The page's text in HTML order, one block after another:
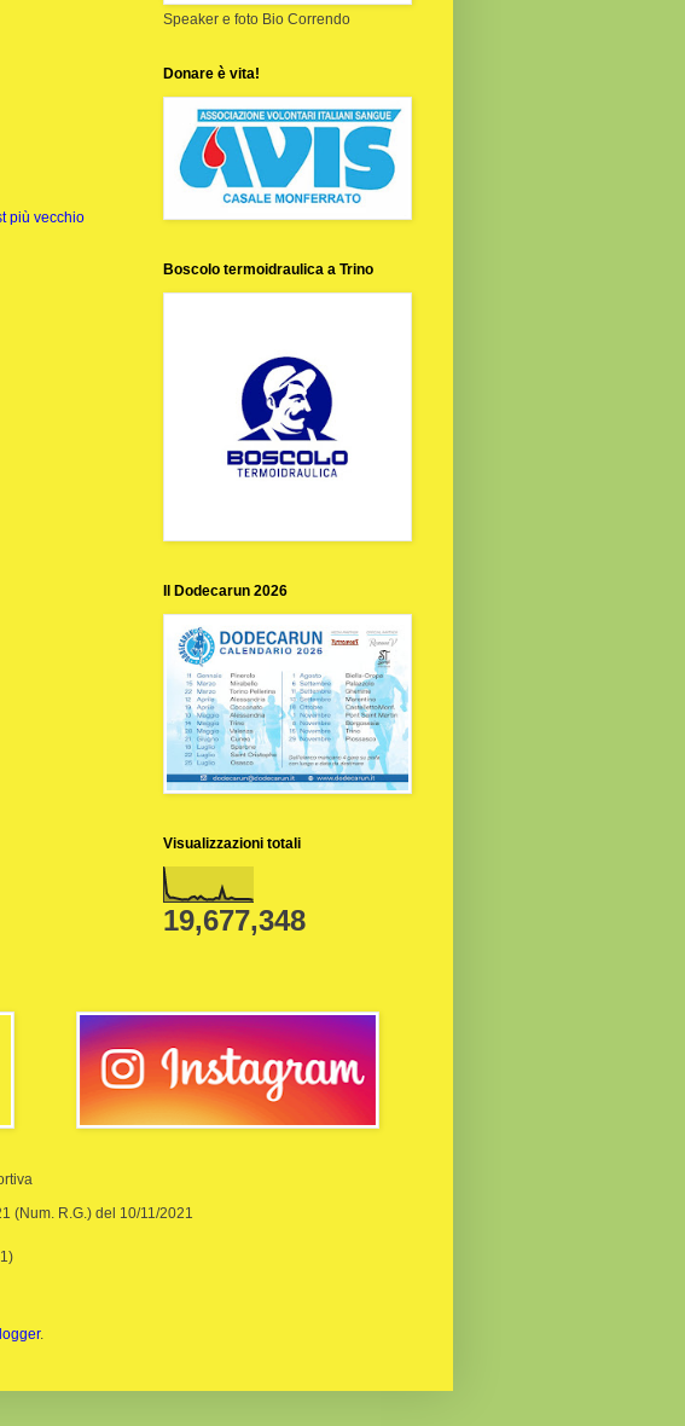
più vecchio
Speaker e foto Bio Correndo
Donare è vita!
Boscolo termoidraulica a Trino
Il Dodecarun 2026
Visualizzazioni totali
19,677,348
(Num. R.G.) del 10/11/2021
.